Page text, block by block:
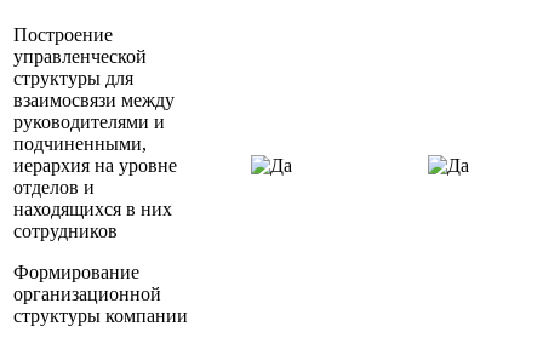
Построение
управленческой
структуры для
взаимосвязи между
руководителями и
подчиненными,
иерархия на уровне
отделов и
находящихся в них
сотрудников
Формирование
организационной
структуры компании